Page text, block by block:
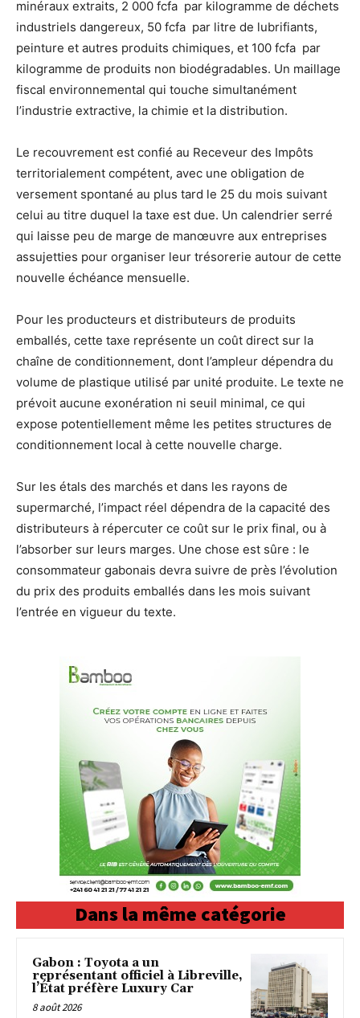
minéraux extraits, 2 000 fcfa par kilogramme de déchets
industriels dangereux, 50 fcfa par litre de lubrifiants,
peinture et autres produits chimiques, et 100 fcfa par
kilogramme de produits non biodégradables. Un maillage
fiscal environnemental qui touche simultanément
l’industrie extractive, la chimie et la distribution.
Le recouvrement est confié au Receveur des Impôts
territorialement compétent, avec une obligation de
versement spontané au plus tard le 25 du mois suivant
celui au titre duquel la taxe est due. Un calendrier serré
qui laisse peu de marge de manœuvre aux entreprises
assujetties pour organiser leur trésorerie autour de cette
nouvelle échéance mensuelle.
Pour les producteurs et distributeurs de produits
emballés, cette taxe représente un coût direct sur la
chaîne de conditionnement, dont l’ampleur dépendra du
volume de plastique utilisé par unité produite. Le texte ne
prévoit aucune exonération ni seuil minimal, ce qui
expose potentiellement même les petites structures de
conditionnement local à cette nouvelle charge.
Sur les étals des marchés et dans les rayons de
supermarché, l’impact réel dépendra de la capacité des
distributeurs à répercuter ce coût sur le prix final, ou à
l’absorber sur leurs marges. Une chose est sûre : le
consommateur gabonais devra suivre de près l’évolution
du prix des produits emballés dans les mois suivant
l’entrée en vigueur du texte.
Dans la même catégorie
Gabon : Toyota a un
représentant officiel à Libreville,
l’État préfère Luxury Car
8 août 2026